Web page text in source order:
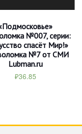
№007, серии:
спасёт Мир!»
№7 от СМИ
Lubman.ru
₽36.85